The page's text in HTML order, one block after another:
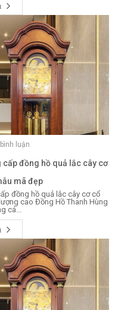
luận
cấp đồng hồ quả lắc cây cơ
mã đẹp
đồng hồ quả lắc cây cơ cổ
cao Đồng Hồ Thanh Hùng
cá...